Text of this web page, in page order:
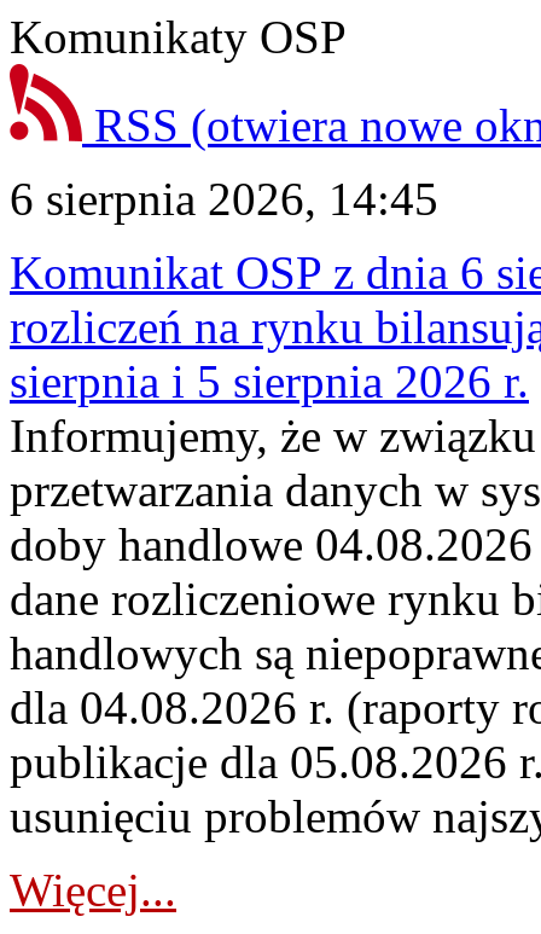
Komunikaty OSP
RSS (otwiera nowe
6 sierpnia 2026, 14:45
Komunikat OSP z dnia 6
rozliczeń na rynku
sierpnia i 5 sierpnia 2026 r.
Informujemy, że w
przetwarzania danych w
doby handlowe
dane rozliczeniowe rynku
handlowych są
dla 04.08.2026 r. (raporty
publikacje dla 05.08.2026
usunięciu problemów
Więcej...